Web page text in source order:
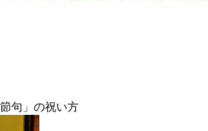
句」の祝い方